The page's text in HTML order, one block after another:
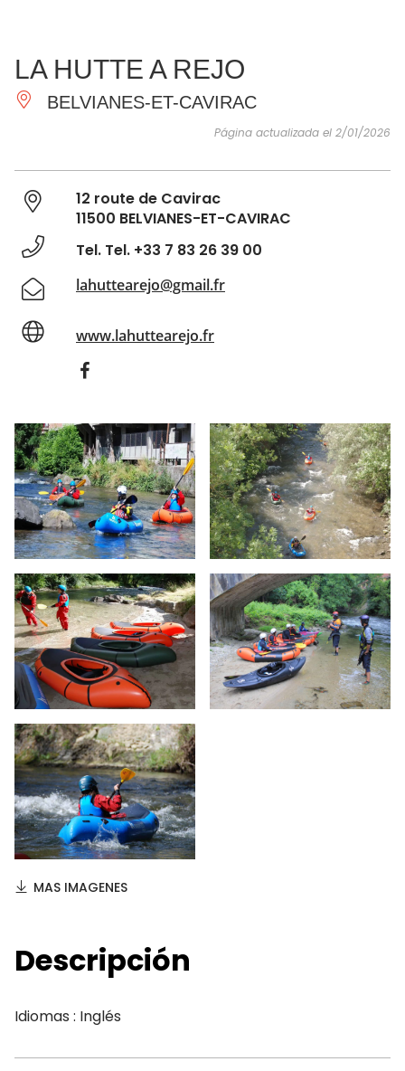
IMPRESCINDIBLES
HACER
LA HUTTE A REJO
BELVIANES-ET-CAVIRAC
Página actualizada el 2/01/2026
12 route de Cavirac
11500 BELVIANES-ET-CAVIRAC
Tel. Tel. +33 7 83 26 39 00
lahuttearejo@gmail.fr
www.lahuttearejo.fr
MAS IMAGENES
Descripción
Idiomas : Inglés